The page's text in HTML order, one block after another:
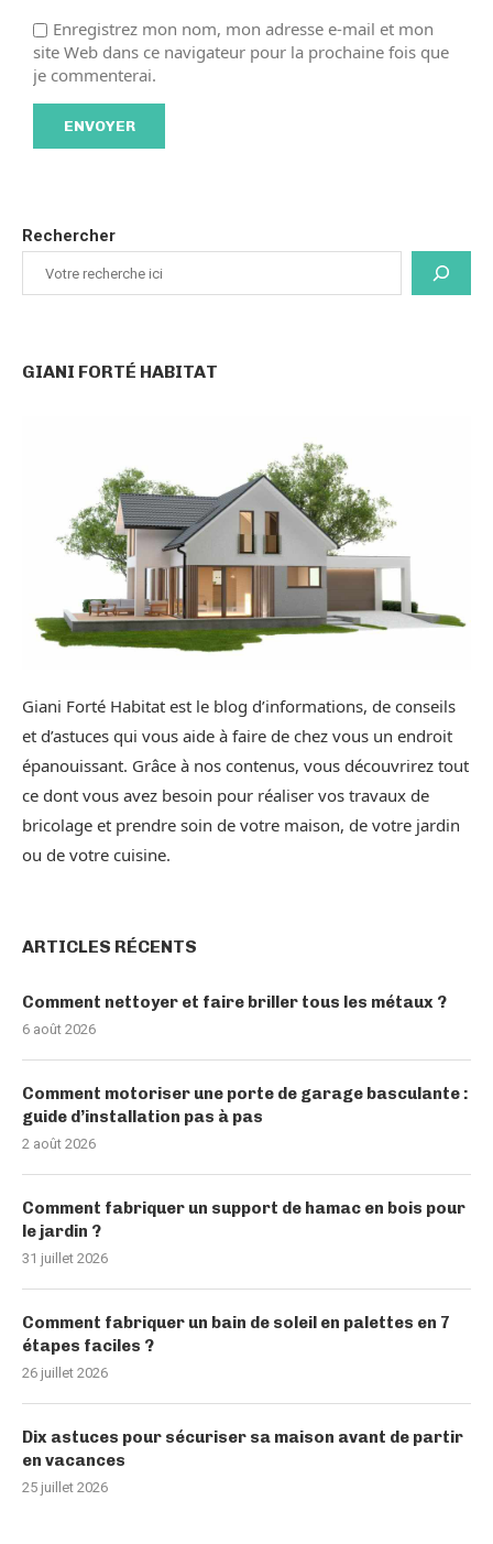
Enregistrez mon nom, mon adresse e-mail et mon
site Web dans ce navigateur pour la prochaine fois que
je commenterai.
Rechercher
GIANI FORTÉ HABITAT
Giani Forté Habitat est le blog d’informations, de conseils
et d’astuces qui vous aide à faire de chez vous un endroit
épanouissant. Grâce à nos contenus, vous découvrirez tout
ce dont vous avez besoin pour réaliser vos travaux de
bricolage et prendre soin de votre maison, de votre jardin
ou de votre cuisine.
ARTICLES RÉCENTS
Comment nettoyer et faire briller tous les métaux ?
6 août 2026
Comment motoriser une porte de garage basculante :
guide d’installation pas à pas
2 août 2026
Comment fabriquer un support de hamac en bois pour
le jardin ?
31 juillet 2026
Comment fabriquer un bain de soleil en palettes en 7
étapes faciles ?
26 juillet 2026
Dix astuces pour sécuriser sa maison avant de partir
en vacances
25 juillet 2026